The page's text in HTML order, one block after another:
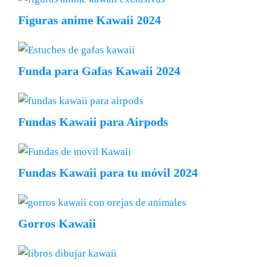
Figuras anime Kawaii 2024
Funda para Gafas Kawaii 2024
Fundas Kawaii para Airpods
Fundas Kawaii para tu móvil 2024
Gorros Kawaii